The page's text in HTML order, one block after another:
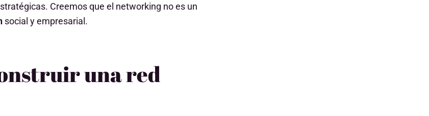
Creemos que el networking no es un
social y empresarial.
una red